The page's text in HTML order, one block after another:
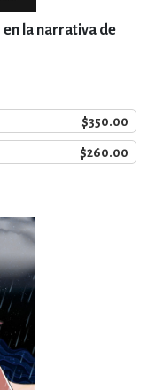
la narrativa de
$350.00
$260.00